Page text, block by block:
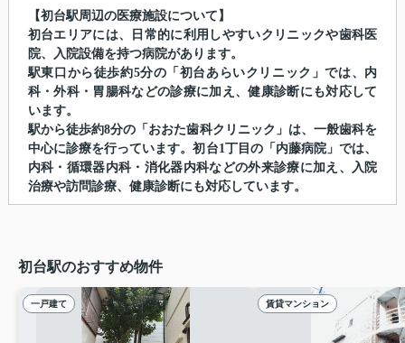
【初台駅周辺の医療施設について】
初台エリアには、日常的に利用しやすいクリニックや歯科医
院、入院設備を持つ病院があります。
駅東口から徒歩約5分の「初台あらいクリニック」では、内
科・外科・胃腸科などの診療に加え、健康診断にも対応して
います。
駅から徒歩約8分の「おおた歯科クリニック」は、一般歯科を
中心に診療を行っています。初台1丁目の「内藤病院」では、
内科・循環器内科・消化器内科などの外来診療に加え、入院
治療や訪問診療、健康診断にも対応しています。
初台駅のおすすめ物件
一戸建て 賃貸マンション